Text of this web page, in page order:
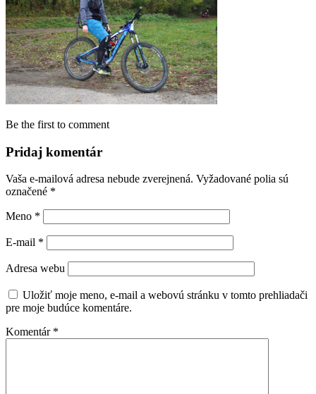
Be the first to comment
Pridaj komentár
Vaša e-mailová adresa nebude zverejnená. Vyžadované polia sú
označené *
Meno *
E-mail *
Adresa webu
Uložiť moje meno, e-mail a webovú stránku v tomto prehliadači
pre moje budúce komentáre.
Komentár *